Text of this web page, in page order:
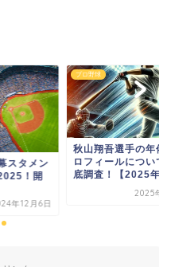
スタメン
！開
年12月6日
プロ野球
秋山翔吾選手の年俸
ロフィールについて
底調査！【2025年
2025年3